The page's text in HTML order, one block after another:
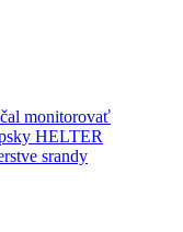
monitorovať
HELTER
srandy